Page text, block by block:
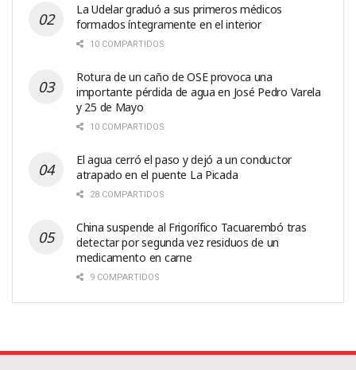
La Udelar graduó a sus primeros médicos
formados íntegramente en el interior
10 COMPARTIDOS
Rotura de un caño de OSE provoca una
importante pérdida de agua en José Pedro Varela
y 25 de Mayo
10 COMPARTIDOS
El agua cerró el paso y dejó a un conductor
atrapado en el puente La Picada
28 COMPARTIDOS
China suspende al Frigorífico Tacuarembó tras
detectar por segunda vez residuos de un
medicamento en carne
9 COMPARTIDOS